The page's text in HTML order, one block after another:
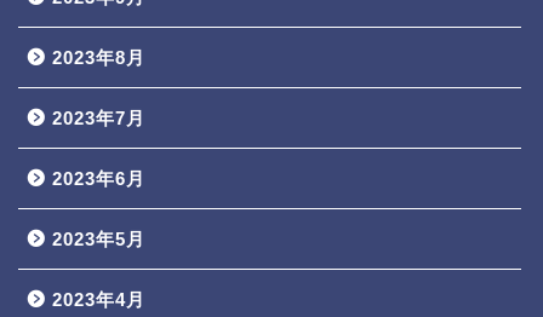
2023年8月
2023年7月
2023年6月
2023年5月
2023年4月